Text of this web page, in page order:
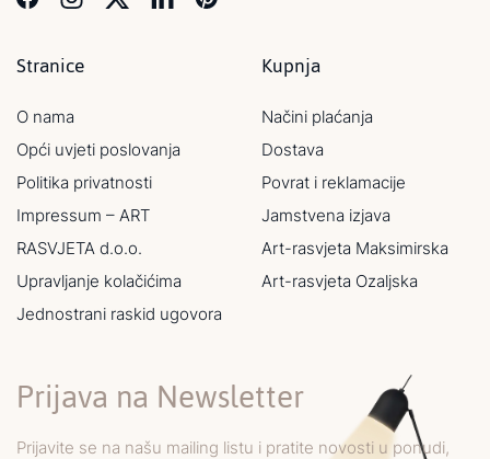
Stranice
O nama
Opći uvjeti poslovanja
Politika privatnosti
Impressum – ART
RASVJETA d.o.o.
Upravljanje kolačićima
Jednostrani raskid ugovora
Kupnja
Načini plaćanja
Dostava
Povrat i reklamacije
Jamstvena izjava
Art-rasvjeta Maksimirska
Art-rasvjeta Ozaljska
Prijava na Newsletter
Prijavite se na našu mailing listu i pratite novosti u ponudi,